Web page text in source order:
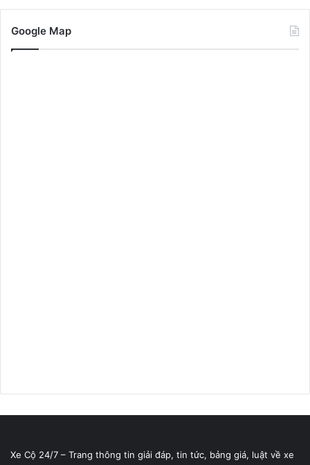
Google Map
Xe Cộ 24/7 – Trang thông tin giải đáp, tin tức, bảng giá, luật về xe